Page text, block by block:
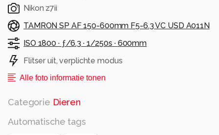
Nikon z7ii
TAMRON SP AF 150-600mm F5-6.3 VC USD A011N
ISO 1800 · ƒ/6.3 · 1/250s · 600mm
Flitser uit, verplichte modus
Alle foto informatie tonen
Categorie Dieren
Automatische tags